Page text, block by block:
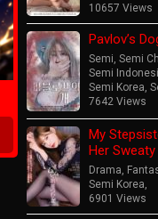
10657 Views
Pavlov’s
Semi Semi
Semi
Semi Korea
7642 Views
My
Her
Drama
Semi Korea
6901 Views